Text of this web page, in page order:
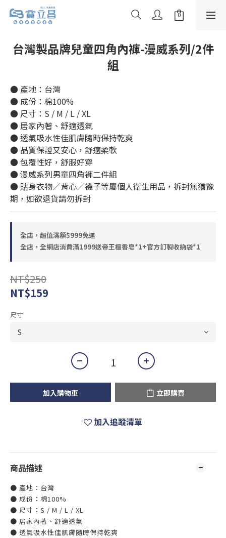
台灣製品牌兒童四角內褲-漫威系列/2件
組
● 產地：台灣
● 成份：棉100%
● 尺寸：S / M / L / XL
● 居家內著、舒適透氣
● 透氣吸水性佳肌膚隨時保持乾爽
● 品質保證又安心，舒適柔軟
● 包覆性好，舒服好穿
● 漫威系列男童四角褲二件組
● 貼身衣物／背心／襪子等屬個人衛生用品，拆封無猶豫
期，如欲退貨請勿拆封
全店，超值滿額$999免運
全店，全網店消費滿1999送帝王檀香皂*1+官方訂製收納袋*1
NT$250
NT$159
尺寸
加入購物車 立即購買
加入追蹤清單
商品描述
● 產地：台灣
● 成份：棉100%
● 尺寸：S / M / L / XL
● 居家內著、舒適透氣
● 透氣吸水性佳肌膚隨時保持乾爽